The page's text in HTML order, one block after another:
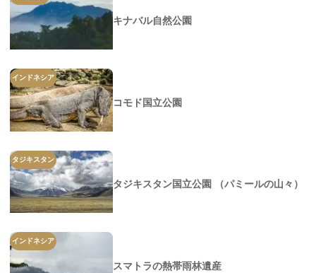
キナバル自然公園
インドネシア
コモド国立公園
タジキスタン
タジキスタン国立公園 （パミールの山々）
インドネシア
スマトラの熱帯雨林遺産